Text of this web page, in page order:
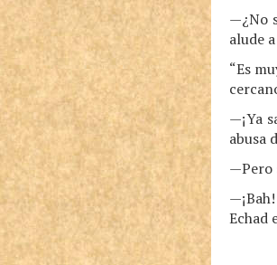
—¿No
alude
“Es
—¡Ya
abusa
—Pero
Echad